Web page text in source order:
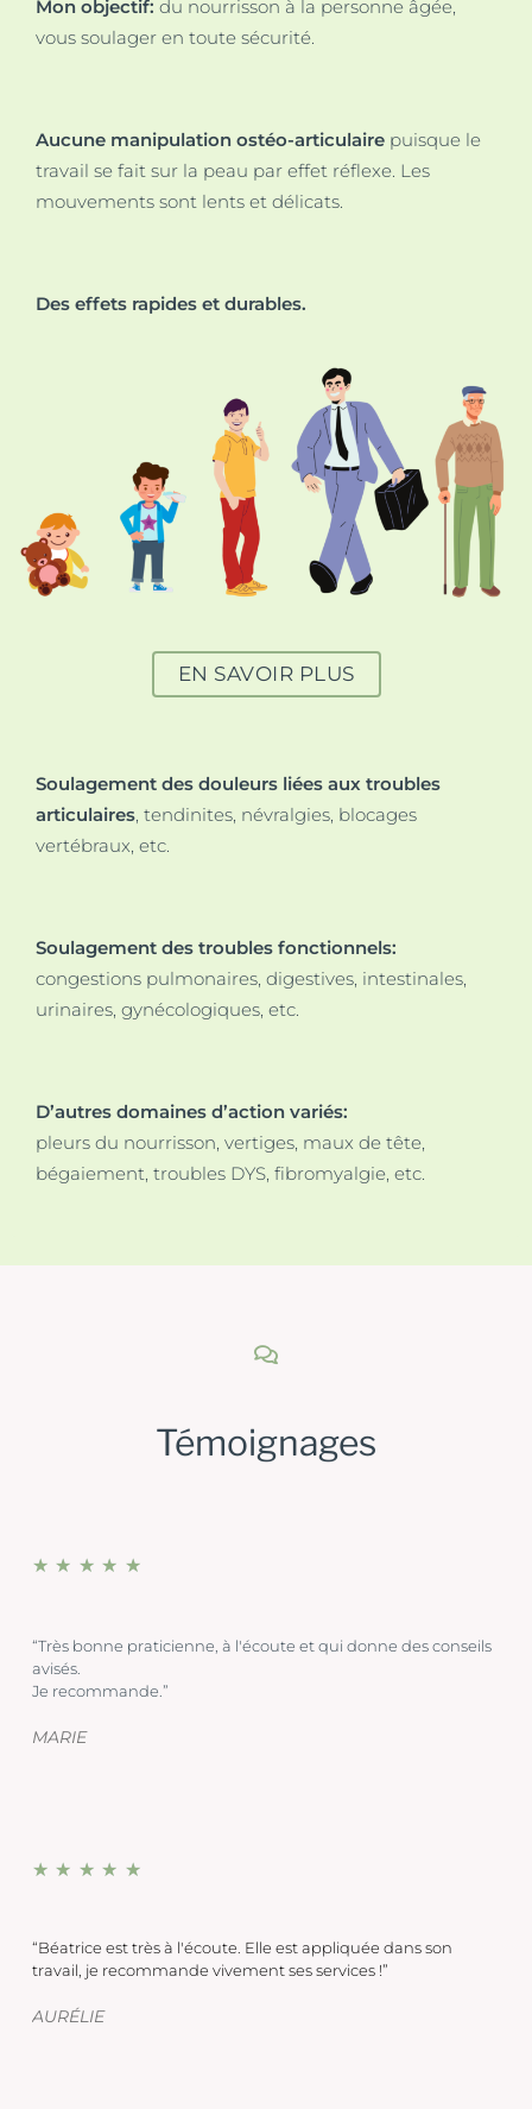
Mon objectif: du nourrisson à la personne âgée,
vous soulager en toute sécurité.
Aucune manipulation ostéo-articulaire puisque le
travail se fait sur la peau par effet réflexe. Les
mouvements sont lents et délicats.
Des effets rapides et durables.
EN SAVOIR PLUS
Soulagement des douleurs liées aux troubles
articulaires, tendinites, névralgies, blocages
vertébraux, etc.
Soulagement des troubles fonctionnels:
congestions pulmonaires, digestives, intestinales,
urinaires, gynécologiques, etc.
D’autres domaines d’action variés:
pleurs du nourrisson, vertiges, maux de tête,
bégaiement, troubles DYS, fibromyalgie, etc.
Témoignages
★ ★ ★ ★ ★
“Très bonne praticienne, à l'écoute et qui donne des conseils
avisés.
Je recommande.”
MARIE
★ ★ ★ ★ ★
“Béatrice est très à l'écoute. Elle est appliquée dans son
travail, je recommande vivement ses services !”
AURÉLIE